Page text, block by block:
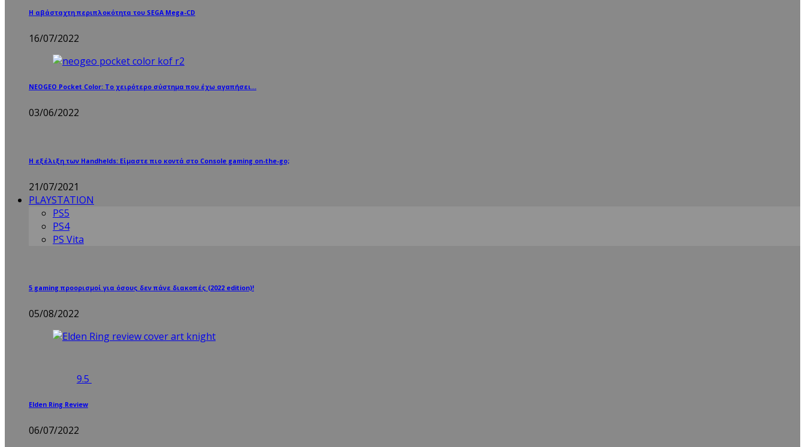
Η αβάσταχτη περιπλοκότητα του SEGA Mega-CD
16/07/2022
NEOGEO Pocket Color: Το χειρότερο σύστημα που έχω αγαπήσει…
03/06/2022
Η εξέλιξη των Handhelds: Είμαστε πιο κοντά στο Console gaming on-the-go;
21/07/2021
PLAYSTATION
PS5
PS4
PS Vita
5 gaming προορισμοί για όσους δεν πάνε διακοπές (2022 edition)!
05/08/2022
9.5
Elden Ring Review
06/07/2022